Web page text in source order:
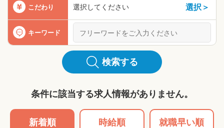
こだわり 選択してください 選択＞
キーワード
検索する
条件に該当する求人情報がありません。
新着順 時給順 就職早い順